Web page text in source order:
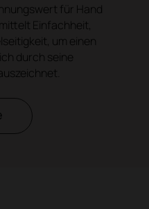
für Hand
Einfachheit,
um einen
durch seine